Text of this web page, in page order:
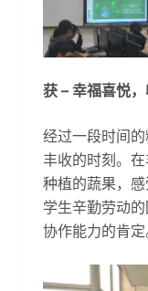
获 – 幸福喜悦
经过一段时间
丰收的时刻。
种植的蔬果，
学生辛勤劳动
协作能力的肯定